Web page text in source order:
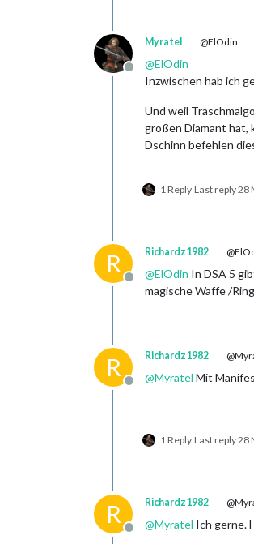
Offline
Myratel @ElOdin
@ElOdin
Inzwischen hab ich
Und weil
großen Diamant hat,
Dschinn befehlen
1 Reply Last reply28
R
Offline
Richardz1982
@ElOdin In DSA 5
magische Waffe /
R
Offline
Richardz1982
@Myratel Mit
1 Reply Last reply28
R
Offline
Richardz1982
@Myratel Ich gerne.